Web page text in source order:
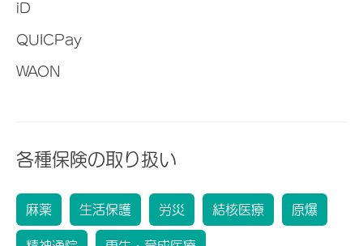
iD
QUICPay
WAON
各種保険の取り扱い
麻薬 生活保護 労災 結核医療 原爆